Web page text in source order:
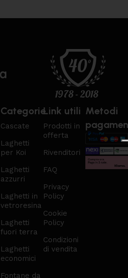
Categorie
Cascate
Laghetti
per Koi
Laghetti
azzurri
Laghetti in
vetroresina
Laghetti
fuori terra
Laghetti
economici
Fontane da
Link utili
Prodotti in
offerta
Rivenditori
FAQ
Privacy
Policy
Cookie
Policy
Condizioni
di vendita
Metodi